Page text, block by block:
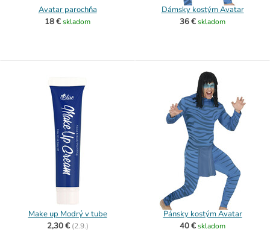
Avatar parochňa
18 €skladom
Dámsky kostým Avatar
36 €skladom
Make up Modrý v tube
2,30 € (2.9.)
Pánsky kostým Avatar
40 €skladom